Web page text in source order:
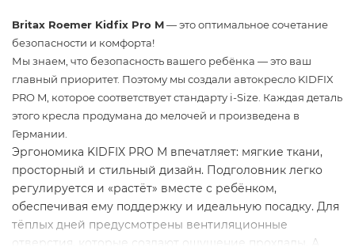
Britax Roemer Kidfix Pro M— это оптимальное сочетание
безопасности и комфорта!
Мы знаем, что безопасность вашего ребёнка — это ваш
главный приоритет. Поэтому мы создали автокресло KIDFIX
PRO M, которое соответствует стандарту i-Size. Каждая деталь
этого кресла продумана до мелочей и произведена в
Германии.
Эргономика KIDFIX PRO M впечатляет: мягкие ткани,
просторный и стильный дизайн. Подголовник легко
регулируется и «растёт» вместе с ребёнком,
обеспечивая ему поддержку и идеальную посадку. Для
тёплых дней предусмотрены вентиляционные
отверстия, которые создают ощущение прохлады. А